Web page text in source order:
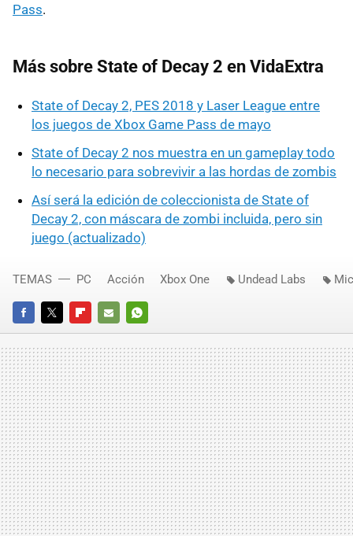
Pass.
Más sobre State of Decay 2 en VidaExtra
State of Decay 2, PES 2018 y Laser League entre
los juegos de Xbox Game Pass de mayo
State of Decay 2 nos muestra en un gameplay todo
lo necesario para sobrevivir a las hordas de zombis
Así será la edición de coleccionista de State of
Decay 2, con máscara de zombi incluida, pero sin
juego (actualizado)
FACEBOOKTWITTERFLIPBOARD
E-
MAIL
WHATSAPP
TEMAS PC Acción Xbox One Undead Labs